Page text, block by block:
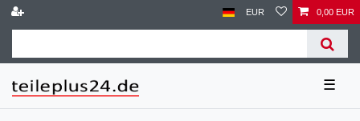
EUR 0,00 EUR
☰